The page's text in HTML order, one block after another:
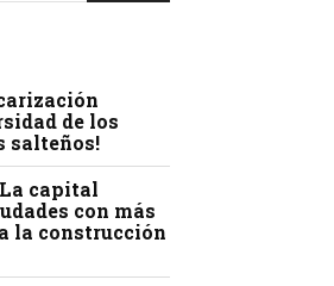
de los
salteños!
capital
con más
la construcción